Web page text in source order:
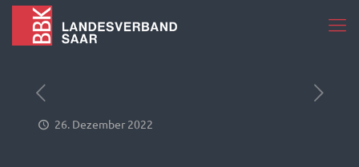
26. Dezember 2022